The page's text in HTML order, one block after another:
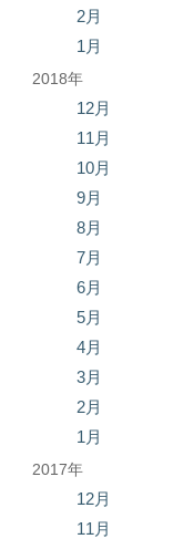
2月
1月
2018年
12月
11月
10月
9月
8月
7月
6月
5月
4月
3月
2月
1月
2017年
12月
11月